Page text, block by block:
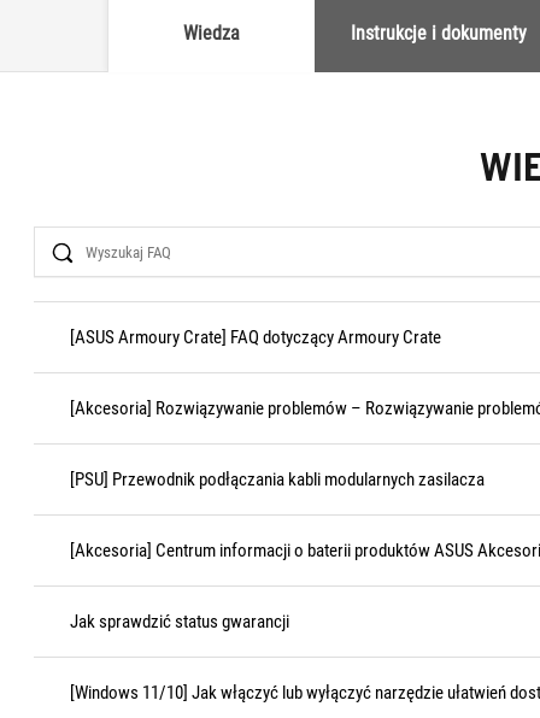
Wiedza Instrukcje i dokumenty
Search
[ASUS Armoury Crate] FAQ dotyczący Armoury Crate
[Akcesoria] Rozwiązywanie problemów – Rozwiązywanie
[PSU] Przewodnik podłączania kabli modularnych zasilacza
[Akcesoria] Centrum informacji o baterii produktów ASUS
Jak sprawdzić status gwarancji
[Windows 11/10] Jak włączyć lub wyłączyć narzędzie ułatwień